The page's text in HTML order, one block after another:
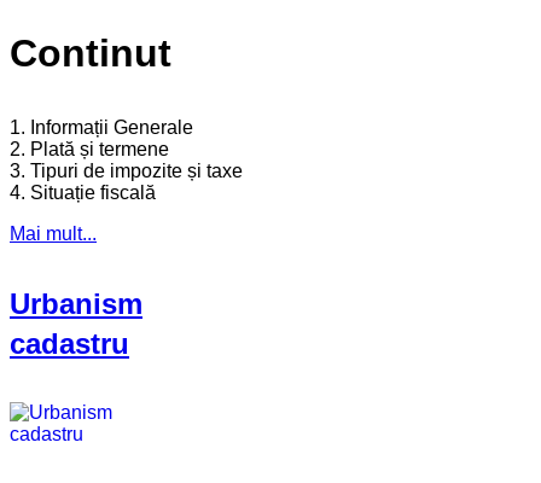
Continut
1. Informații Generale
2. Plată și termene
3. Tipuri de impozite și taxe
4. Situație fiscală
Mai mult...
Urbanism
cadastru